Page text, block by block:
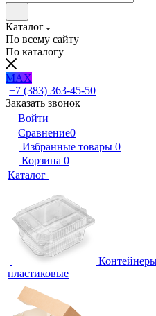
Каталог
По всему сайту
По каталогу
MAX
+7 (383) 363-45-50
Заказать звонок
Войти
Сравнение0
Избранные товары 0
Корзина 0
Каталог
пластиковые